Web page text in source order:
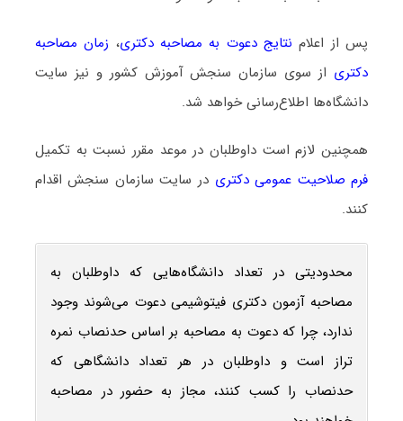
پس از اعلام نتایج دعوت به مصاحبه دکتری، زمان مصاحبه
دکتری از سوی سازمان سنجش آموزش کشور و نیز سایت
دانشگاه‌ها اطلاع‌رسانی خواهد شد.
همچنین لازم است داوطلبان در موعد مقرر نسبت به تکمیل
فرم صلاحیت عمومی دکتری در سایت سازمان سنجش اقدام
کنند.
محدودیتی در تعداد دانشگاه‌هایی که داوطلبان به
مصاحبه آزمون دکتری فیتوشیمی دعوت می‌شوند وجود
ندارد، چرا که دعوت به مصاحبه بر اساس حدنصاب نمره
تراز است و داوطلبان در هر تعداد دانشگاهی که
حدنصاب را کسب کنند، مجاز به حضور در مصاحبه